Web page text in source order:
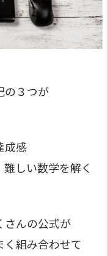
の３つが
成感
しい数学を解く
んの公式が
組み合わせて